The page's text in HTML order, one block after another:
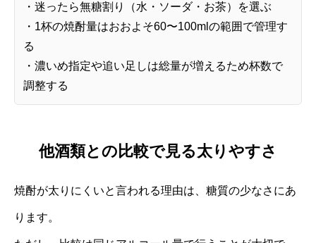
・迷ったら無糖割り（水・ソーダ・お茶）を選ぶ
・1杯の焼酎量はおおよそ60〜100mlの範囲で管理す
る
・濃いめ指定や追い足しは総量が増えるため杯数で
調整する
他酒類との比較で見る太りやすさ
焼酎が太りにくいと言われる理由は、糖質の少なさにあ
ります。